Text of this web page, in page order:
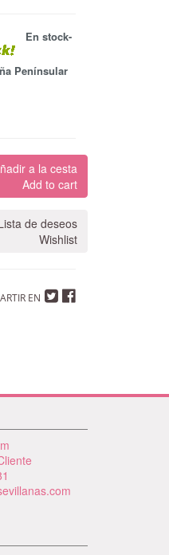
En stock-
Penínsular
a la cesta
Add to cart
de deseos
Wishlist
EN